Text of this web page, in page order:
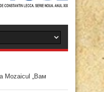
Mozaicul „Вам